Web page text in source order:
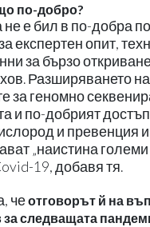
по-добро?
не е бил в по-добра
експертен опит,
за бързо
Разширяването на
за геномно
и по-добрият
и превенция
„наистина
19, добавя тя.
чеотговорът й на
следващата